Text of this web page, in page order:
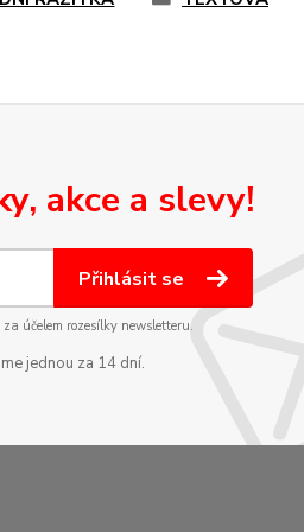
akce a slevy!
Přihlásit se
za účelem rozesílky newsletteru.
jednou za 14 dní.